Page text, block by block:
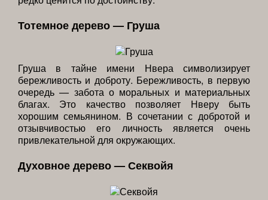
Тотемное дерево — Груша
Груша в тайне имени Нвера символизирует
бережливость и доброту. Бережливость, в первую
очередь — забота о моральных и материальных
благах. Это качество позволяет Нверу быть
хорошим семьянином. В сочетании с добротой и
отзывчивостью его личность является очень
привлекательной для окружающих.
Духовное дерево — Секвойя